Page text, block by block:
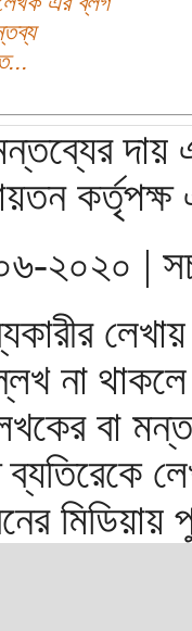
দায়
২০২০ |
না
বা
মিডিয়ায়